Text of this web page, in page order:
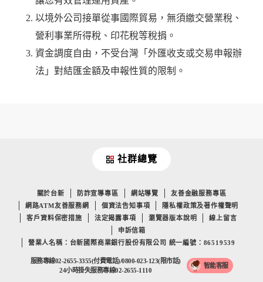
以境外公司接單從事國際貿易，無須繳交營業稅、
營利事業所得稅、印花稅等稅捐。
資金調度自由，不受台灣「外匯收支或交易申報辦
法」對結匯金額及申報性質的限制。
社群總覽
關於台新 防詐宣導專區 網站導覽
友善金融服務專區
網路ATM友善服務網
個資法告知事項
隱私權政策及著作權聲明
客戶資料保密措施
法定揭露事項 瀏覽器版本說明
線上留言
申訴信箱
營業人名稱：台新國際商業銀行股份有限公司 統一編號：86519539
服務專線02-2655-3355(付費電話)/0800-023-123(限市話)
24小時掛失服務專線02-2655-1110
智能客服